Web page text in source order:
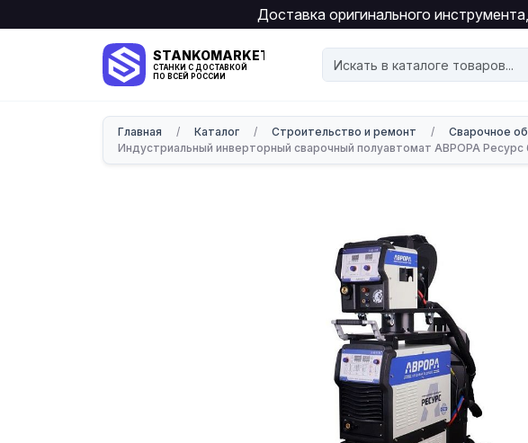
Доставка оригинального
STANKOMARKET
СТАНКИ С ДОСТАВКОЙ
ПО ВСЕЙ РОССИИ
Главная / Каталог / Строительство и ремонт / Сварочное
Индустриальный инверторный сварочный полуавтомат АВРОРА